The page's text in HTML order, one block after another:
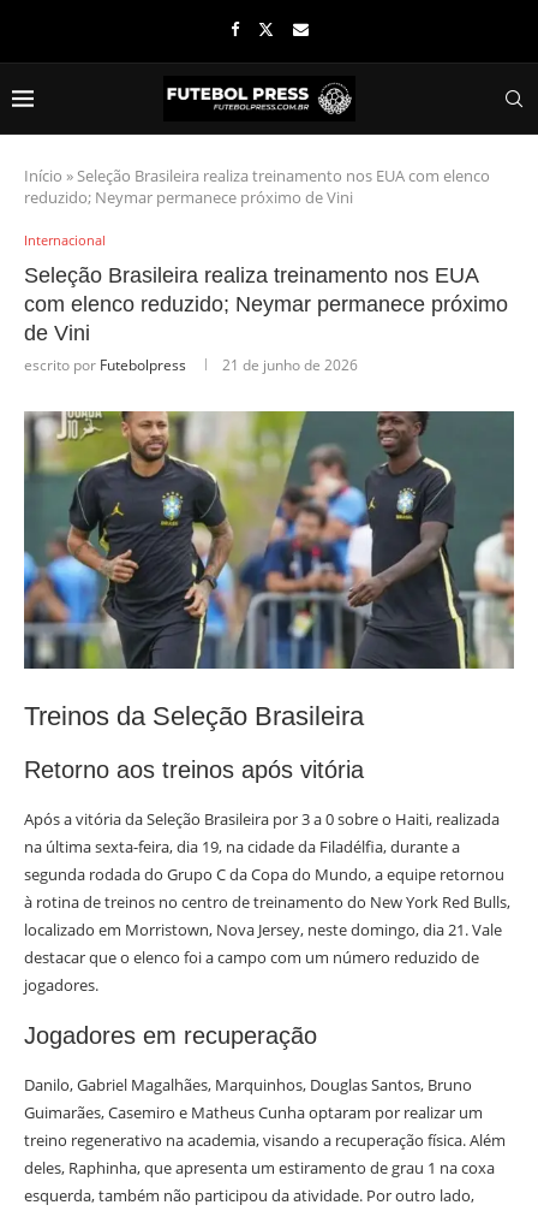
Início »Seleção Brasileira realiza treinamento nos EUA com elenco
reduzido; Neymar permanece próximo de Vini
Internacional
Seleção Brasileira realiza treinamento nos EUA
com elenco reduzido; Neymar permanece próximo
de Vini
escrito por Futebolpress 21 de junho de 2026
Treinos da Seleção Brasileira
Retorno aos treinos após vitória
Após a vitória da Seleção Brasileira por 3 a 0 sobre o Haiti, realizada
na última sexta-feira, dia 19, na cidade da Filadélfia, durante a
segunda rodada do Grupo C da Copa do Mundo, a equipe retornou
à rotina de treinos no centro de treinamento do New York Red Bulls,
localizado em Morristown, Nova Jersey, neste domingo, dia 21. Vale
destacar que o elenco foi a campo com um número reduzido de
jogadores.
Jogadores em recuperação
Danilo, Gabriel Magalhães, Marquinhos, Douglas Santos, Bruno
Guimarães, Casemiro e Matheus Cunha optaram por realizar um
treino regenerativo na academia, visando a recuperação física. Além
deles, Raphinha, que apresenta um estiramento de grau 1 na coxa
esquerda, também não participou da atividade. Por outro lado,